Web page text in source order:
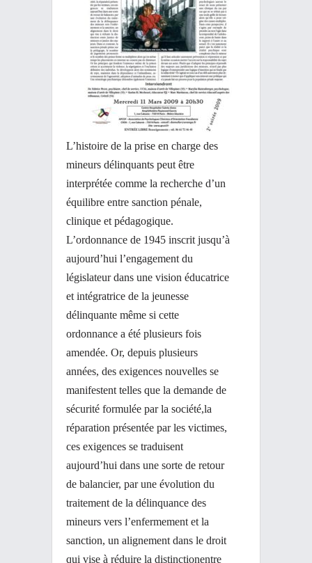
L’histoire de la prise en charge des
mineurs délinquants peut être
interprétée comme la recherche d’un
équilibre entre sanction pénale,
clinique et pédagogique.
L’ordonnance de 1945 inscrit jusqu’à
aujourd’hui l’engagement du
législateur dans une vision éducatrice
et intégratrice de la jeunesse
délinquante même si cette
ordonnance a été plusieurs fois
amendée. Or, depuis plusieurs
années, des exigences nouvelles se
manifestent telles que la demande de
sécurité formulée par la société,la
réparation présentée par les victimes,
ces exigences se traduisent
aujourd’hui dans une sorte de retour
de balancier, par une évolution du
traitement de la délinquance des
mineurs vers l’enfermement et la
sanction, un alignement dans le droit
qui vise à réduire la distinctionentre